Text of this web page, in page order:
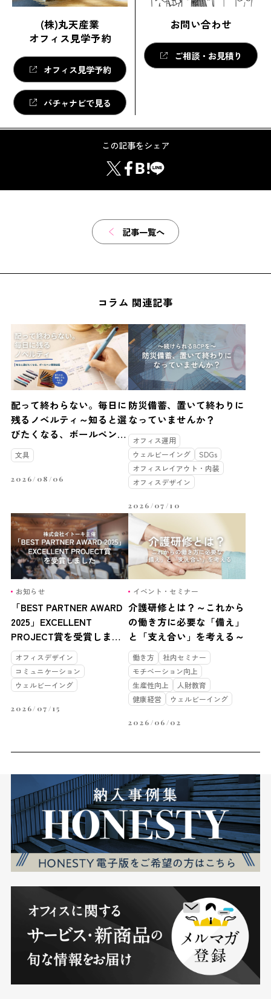
(株)丸天産業
オフィス見学予約
オフィス見学予約
バチャナビで見る
お問い合わせ
ご相談・お見積り
この記事をシェア
記事一覧へ
コラム 関連記事
配って終わらない。毎日に
残るノベルティ～知ると選
びたくなる、ボールペン開
発秘話～
文具
2026/08/06
防災備蓄、置いて終わりに
なっていませんか？
オフィス運用
ウェルビーイング
SDGs
オフィスレイアウト・内装
オフィスデザイン
2026/07/10
お知らせ
「BEST PARTNER AWARD
2025」EXCELLENT
PROJECT賞を受賞しまし
たオフィスデザイン
コミュニケーション
ウェルビーイング
2026/07/15
イベント・セミナー
介護研修とは？～これから
の働き方に必要な「備え」
と「支え合い」を考える～
働き方
社内セミナー
モチベーション向上
生産性向上
人財教育
健康経営
ウェルビーイング
2026/06/02